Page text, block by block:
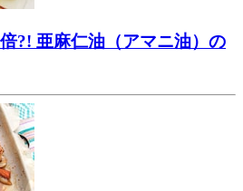
?! 亜麻仁油（アマニ油）の